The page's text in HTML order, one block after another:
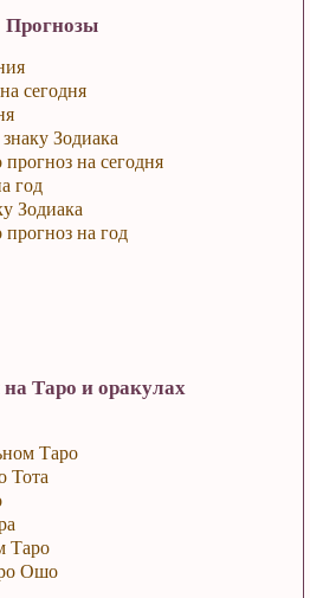
Прогнозы
сегодня
Зодиака
на сегодня
год
Зодиака
на год
Таро и оракулах
Таро
Тота
Таро
Ошо